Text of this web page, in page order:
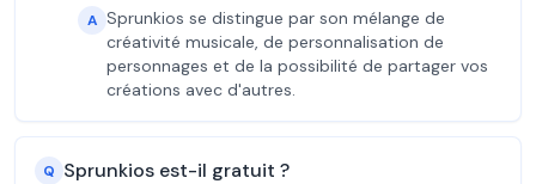
A Sprunkios se distingue par son mélange de
créativité musicale, de personnalisation de
personnages et de la possibilité de partager vos
créations avec d'autres.
Q Sprunkios est-il gratuit ?